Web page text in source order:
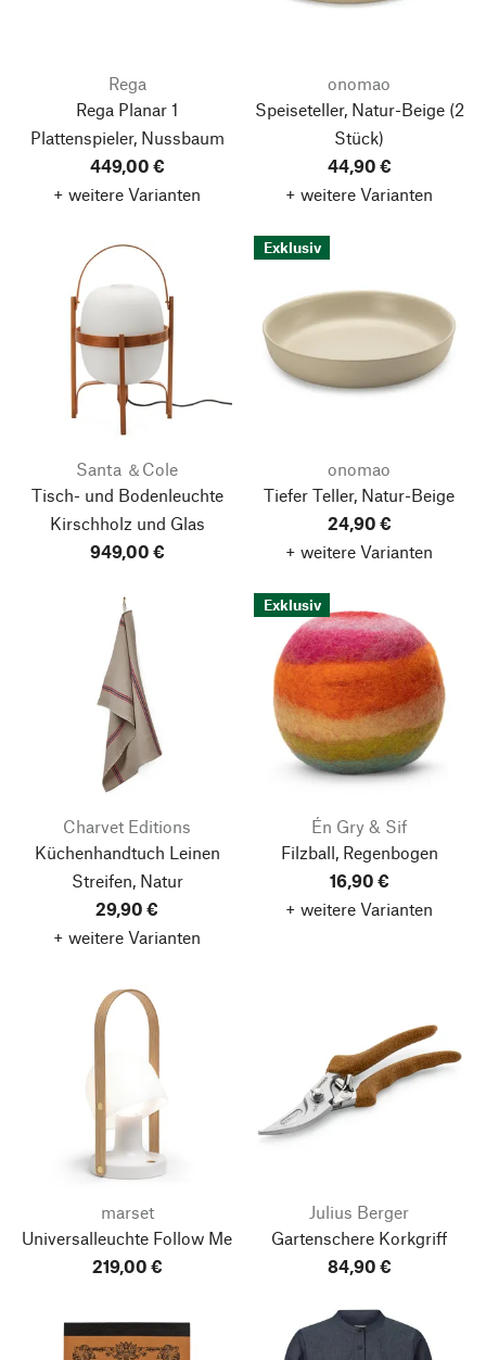
Rega
Rega Planar 1
Plattenspieler, Nussbaum
449,00 €
+ weitere Varianten
onomao
Speiseteller, Natur-Beige(2
Stück)
44,90 €
+ weitere Varianten
Santa ＆Cole
Tisch- und Bodenleuchte
Kirschholz und Glas
949,00 €
Exklusiv
onomao
Tiefer Teller, Natur-Beige
24,90 €
+ weitere Varianten
Charvet Editions
Küchenhandtuch Leinen
Streifen, Natur
29,90 €
+ weitere Varianten
Exklusiv
Én Gry & Sif
Filzball, Regenbogen
16,90 €
+ weitere Varianten
marset
Universalleuchte Follow Me
219,00 €
Julius Berger
Gartenschere Korkgriff
84,90 €